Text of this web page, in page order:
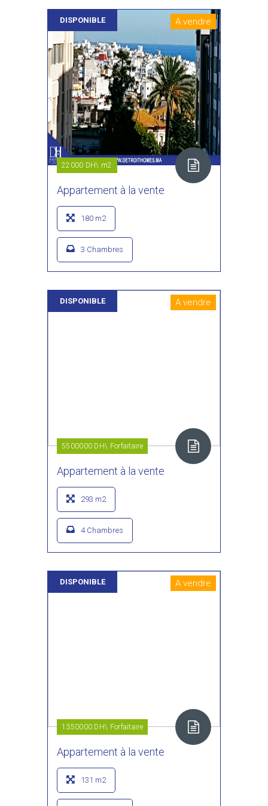
DISPONIBLE A vendre
22000 DH\ m2
Appartement à la vente
180 m2
3 Chambres
DISPONIBLE A vendre
5500000 DH\ Forfaitaire
Appartement à la vente
293 m2
4 Chambres
DISPONIBLE A vendre
1350000 DH\ Forfaitaire
Appartement à la vente
131 m2